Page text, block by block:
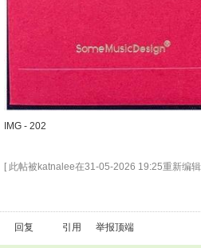
IMG - 202
[ 此帖被katnalee在31-05-2026 19:25重新编
回复 引用 举报顶端